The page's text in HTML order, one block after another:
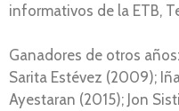
informativos de la ETB,
Ganadores de otros
Sarita Estévez (2009);
Ayestaran (2015); Jon